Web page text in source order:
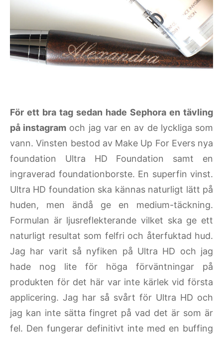
För ett bra tag sedan hade Sephora en tävling
på instagram och jag var en av de lyckliga som
vann. Vinsten bestod av Make Up For Evers nya
foundation Ultra HD Foundation samt en
ingraverad foundationborste. En superfin vinst.
Ultra HD foundation ska kännas naturligt lätt på
huden, men ändå ge en medium-täckning.
Formulan är ljusreflekterande vilket ska ge ett
naturligt resultat som felfri och återfuktad hud.
Jag har varit så nyfiken på Ultra HD och jag
hade nog lite för höga förväntningar på
produkten för det här var inte kärlek vid första
applicering. Jag har så svårt för Ultra HD och
jag kan inte sätta fingret på vad det är som är
fel. Den fungerar definitivt inte med en buffing